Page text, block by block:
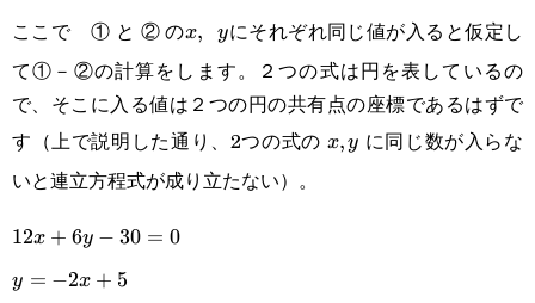
12x-
6y+20=0\cdots\text{②}\end{cases}
ここで ① と ② のx,\enspace
y
x, yにそれぞれ同じ値が入ると仮定し
て①－②の計算をします。２つの式は円を表しているの
で、そこに入る値は２つの円の共有点の座標であるはずで
す（上で説明した通り、2つの式の x,y
x, y に同じ数が入らな
いと連立方程式が成り立たない）。
12x+6y-
30=0\\y=-2x+5
12x + 6y − 30 = 0
y = −2x + 5